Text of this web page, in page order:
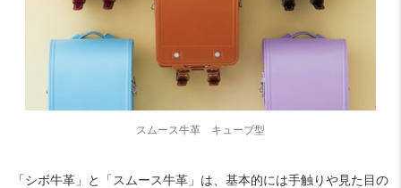
スムース牛革 キューブ型
「シボ牛革」と「スムース牛革」は、基本的には手触りや見た目の